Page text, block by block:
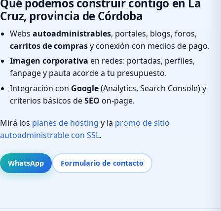
Qué podemos construir contigo en La
Cruz, provincia de Córdoba
Webs autoadministrables, portales, blogs, foros,
carritos de comprasy conexión con medios de pago.
Imagen corporativa en redes: portadas, perfiles,
fanpage y pauta acorde a tu presupuesto.
Integración con Google(Analytics, Search Console) y
criterios básicos deSEO on-page.
Mirá los planes de hosting y la promo de sitio
autoadministrable con SSL.
WhatsApp Formulario de contacto